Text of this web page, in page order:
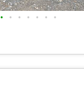
• • • • • • •